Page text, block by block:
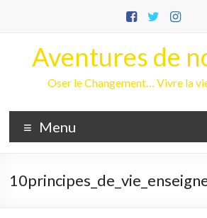
Aventures de
Oser le Changement… Vivre la
Menu